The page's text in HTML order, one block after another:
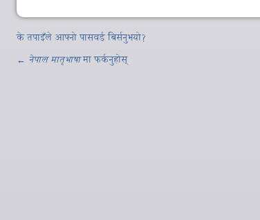
के तपाइँले आफ्नो पासवर्ड बिर्सनुभयो?
← नेपाल मातृभाषामा फर्कनुहोस्